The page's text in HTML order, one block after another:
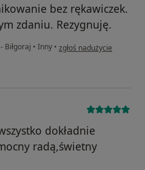
bez rękawiczek.
zdaniu. Rezygnuję.
Biłgoraj • Inny • w opinii użytkownika
zgłoś nadużycie
dokładnie
radą,świetny